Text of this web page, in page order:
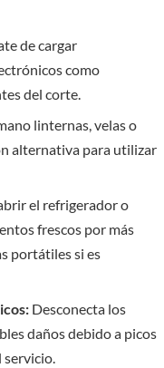
de cargar
como
del corte.
linternas, velas o
alternativa para utilizar
el refrigerador o
frescos por más
portátiles si es
Desconecta los
daños debido a picos
servicio.